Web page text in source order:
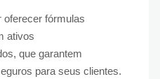
oferecer fórmulas
ativos
que garantem
para seus clientes.